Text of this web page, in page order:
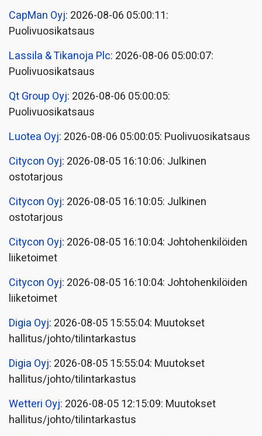
CapMan Oyj: 2026-08-06 05:00:11:
Puolivuosikatsaus
Lassila & Tikanoja Plc: 2026-08-06 05:00:07:
Puolivuosikatsaus
Qt Group Oyj: 2026-08-06 05:00:05:
Puolivuosikatsaus
Luotea Oyj: 2026-08-06 05:00:05: Puolivuosikatsaus
Citycon Oyj: 2026-08-05 16:10:06: Julkinen
ostotarjous
Citycon Oyj: 2026-08-05 16:10:05: Julkinen
ostotarjous
Citycon Oyj: 2026-08-05 16:10:04: Johtohenkilöiden
liiketoimet
Citycon Oyj: 2026-08-05 16:10:04: Johtohenkilöiden
liiketoimet
Digia Oyj: 2026-08-05 15:55:04: Muutokset
hallitus/johto/tilintarkastus
Digia Oyj: 2026-08-05 15:55:04: Muutokset
hallitus/johto/tilintarkastus
Wetteri Oyj: 2026-08-05 12:15:09: Muutokset
hallitus/johto/tilintarkastus